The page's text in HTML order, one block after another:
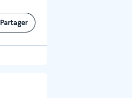
Partager
Partager